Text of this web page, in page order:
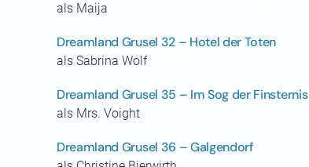
als Maija
Dreamland Grusel 32 – Hotel der Toten
als Sabrina Wolf
Dreamland Grusel 35 – Im Sog der Finsternis
als Mrs. Voight
Dreamland Grusel 36 – Galgendorf